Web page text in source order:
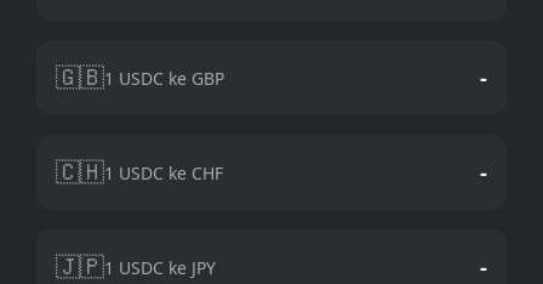
🇬🇧1 USDC ke GBP -
🇨🇭1 USDC ke CHF -
🇯🇵1 USDC ke JPY -